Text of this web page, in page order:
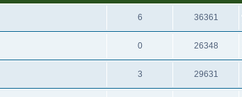
6 36361
0 26348
3 29631